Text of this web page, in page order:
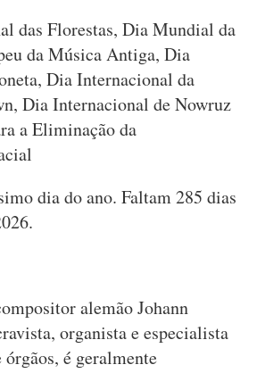
das Florestas, Dia Mundial da
da Música Antiga, Dia
Dia Internacional da
Dia Internacional de Nowruz
a Eliminação da
dia do ano. Faltam 285 dias
alemão Johann
organista e especialista
é geralmente